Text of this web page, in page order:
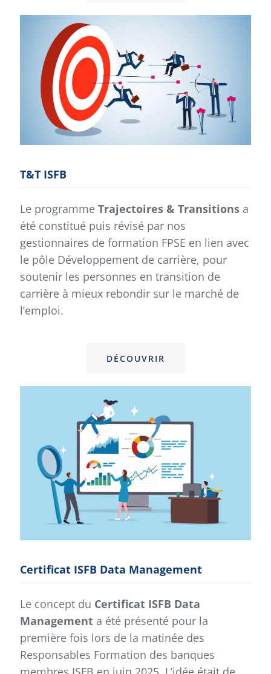
T&T ISFB
Le programme Trajectoires & Transitionsa
été constitué puis révisé par nos
gestionnaires de formation FPSE en lien avec
le pôle Développement de carrière, pour
soutenir les personnes en transition de
carrière à mieux rebondir sur le marché de
l’emploi.
DÉCOUVRIR
Certificat ISFB Data Management
Le concept du Certificat ISFB Data
Managementa été présenté pour la
première fois lors de la matinée des
Responsables Formation des banques